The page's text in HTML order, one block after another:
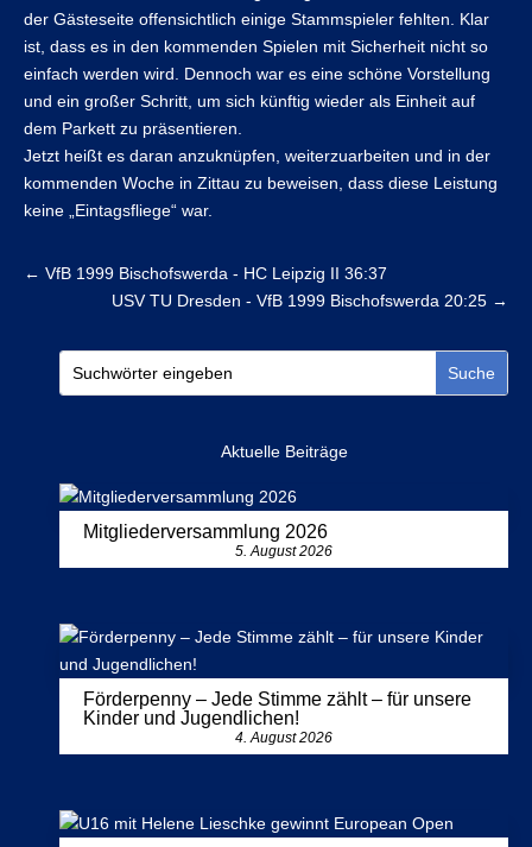
der Gästeseite offensichtlich einige Stammspieler fehlten. Klar
ist, dass es in den kommenden Spielen mit Sicherheit nicht so
einfach werden wird. Dennoch war es eine schöne Vorstellung
und ein großer Schritt, um sich künftig wieder als Einheit auf
dem Parkett zu präsentieren.
Jetzt heißt es daran anzuknüpfen, weiterzuarbeiten und in der
kommenden Woche in Zittau zu beweisen, dass diese Leistung
keine „Eintagsfliege“ war.
← VfB 1999 Bischofswerda - HC Leipzig II 36:37
USV TU Dresden - VfB 1999 Bischofswerda 20:25 →
Aktuelle Beiträge
Mitgliederversammlung 2026
5. August 2026
Förderpenny – Jede Stimme zählt – für unsere
Kinder und Jugendlichen!
4. August 2026